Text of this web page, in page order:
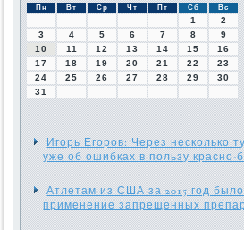
Пн Вт Ср Чт Пт Сб Вс
1
2
3
4 5 6 7 8
9
10
11 12 13 14 15
16
17
18 19 20 21 22
23
24
25 26 27 28 29
30
31
Игорь Егоров: Через несколько
уже об ошибках в пользу красно-
Атлетам из США за 2015 год
применение запрещенных